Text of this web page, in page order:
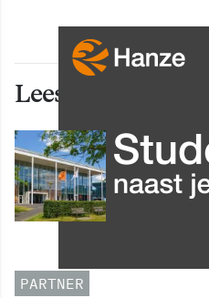
Lees ook deze
INNOVATIE
Grip op
Leergang
PARTNER